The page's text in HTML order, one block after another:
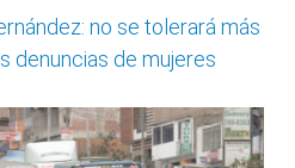
no se tolerará más
denuncias de mujeres